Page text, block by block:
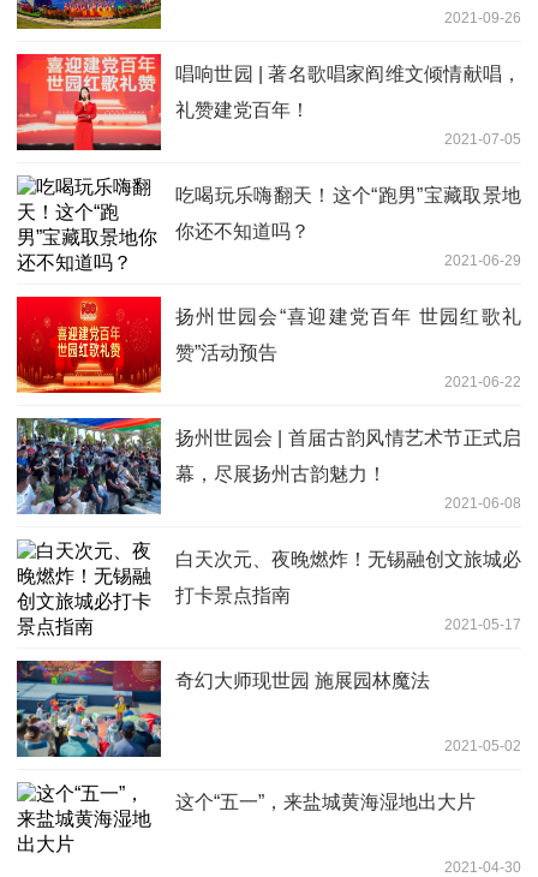
2021-09-26
唱响世园 | 著名歌唱家阎维文倾情献唱，
礼赞建党百年！
2021-07-05
吃喝玩乐嗨翻天！这个“跑男”宝藏取景地
你还不知道吗？
2021-06-29
扬州世园会“喜迎建党百年 世园红歌礼
赞”活动预告
2021-06-22
扬州世园会 | 首届古韵风情艺术节正式启
幕，尽展扬州古韵魅力！
2021-06-08
白天次元、夜晚燃炸！无锡融创文旅城必
打卡景点指南
2021-05-17
奇幻大师现世园 施展园林魔法
2021-05-02
这个“五一”，来盐城黄海湿地出大片
2021-04-30